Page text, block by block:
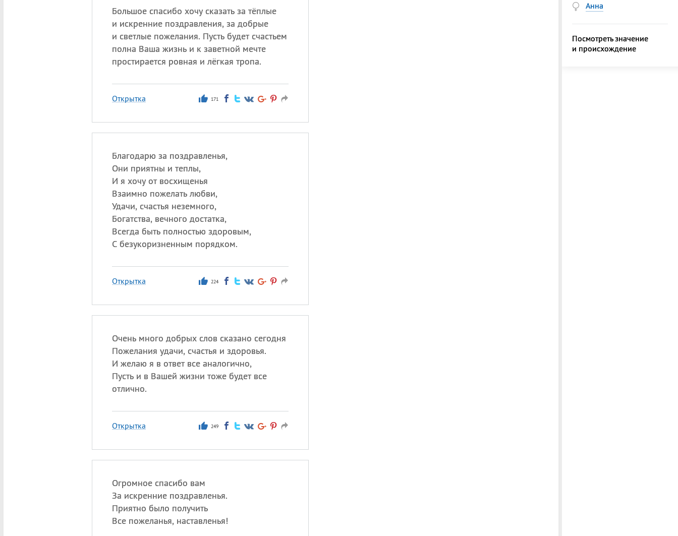
Большое спасибо хочу сказать за тёплые
и искренние поздравления, за добрые
и светлые пожелания. Пусть будет счастьем
полна Ваша жизнь и к заветной мечте
простирается ровная и лёгкая тропа.
Открытка 171
Благодарю за поздравленья,
Они приятны и теплы,
И я хочу от восхищенья
Взаимно пожелать любви,
Удачи, счастья неземного,
Богатства, вечного достатка,
Всегда быть полностью здоровым,
С безукоризненным порядком.
Открытка 224
Очень много добрых слов сказано сегодня
Пожелания удачи, счастья и здоровья.
И желаю я в ответ все аналогично,
Пусть и в Вашей жизни тоже будет все
отлично.
Открытка 249
Огромное спасибо вам
За искренние поздравленья.
Приятно было получить
Все пожеланья, наставленья!
Анна
Посмотреть значение
и происхождение